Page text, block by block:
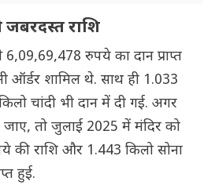
जबरदस्त राशि
6,09,69,478 रुपये का दान प्राप्त
शामिल थे. साथ ही 1.033
चांदी भी दान में दी गई. अगर
जाए, तो जुलाई 2025 में मंदिर को
राशि और 1.443 किलो सोना
हुई.